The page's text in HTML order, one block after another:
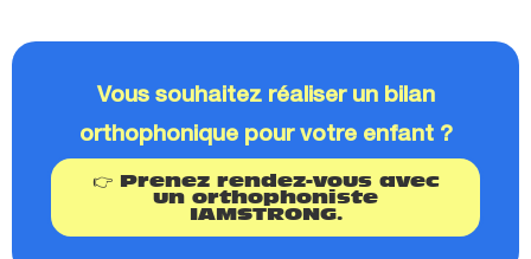
Vous souhaitez réaliser un bilan
orthophonique pour votre enfant ?
👉 Prenez rendez-vous avec
un orthophoniste
IAMSTRONG.